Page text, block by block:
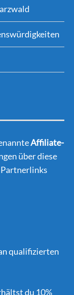
Affiliate-
über diese
Partnerlinks
qualifizierten
du 10%